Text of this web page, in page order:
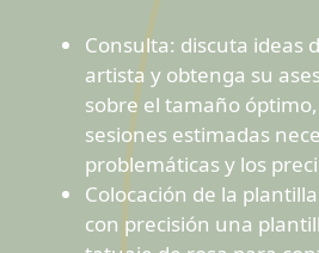
Consulta: discuta ideas
artista y obtenga su
sobre el tamaño
sesiones estimadas
problemáticas y los
Colocación de la
con precisión una